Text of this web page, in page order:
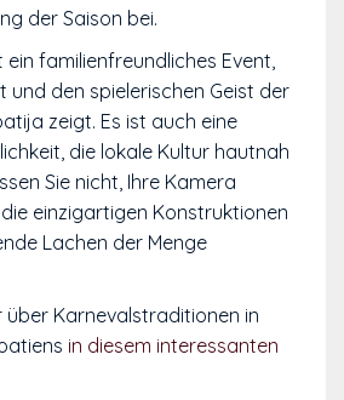
der Saison bei.
ein familienfreundliches Event,
und den spielerischen Geist der
zeigt. Es ist auch eine
die lokale Kultur hautnah
Sie nicht, Ihre Kamera
einzigartigen Konstruktionen
Lachen der Menge
über Karnevalstraditionen in
in diesem interessanten